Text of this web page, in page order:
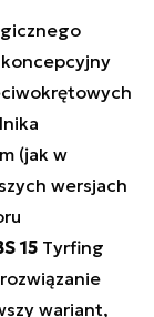
(jak w
wersjach
15 Tyrfing
wariant,